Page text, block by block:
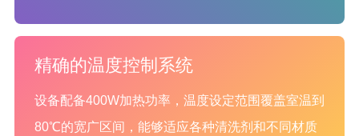
精确的温度控制系统
设备配备400W加热功率，温度设定范围覆盖室温到
80℃的宽广区间，能够适应各种清洗剂和不同材质